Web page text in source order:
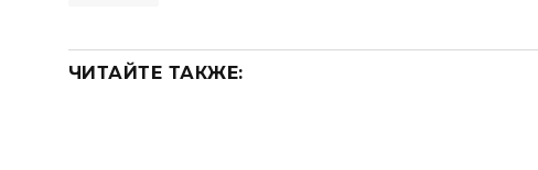
ЧИТАЙТЕ ТАКЖЕ: